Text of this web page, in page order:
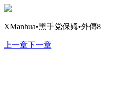
XManhua•黑手党保姆•外傳8
上一章下一章